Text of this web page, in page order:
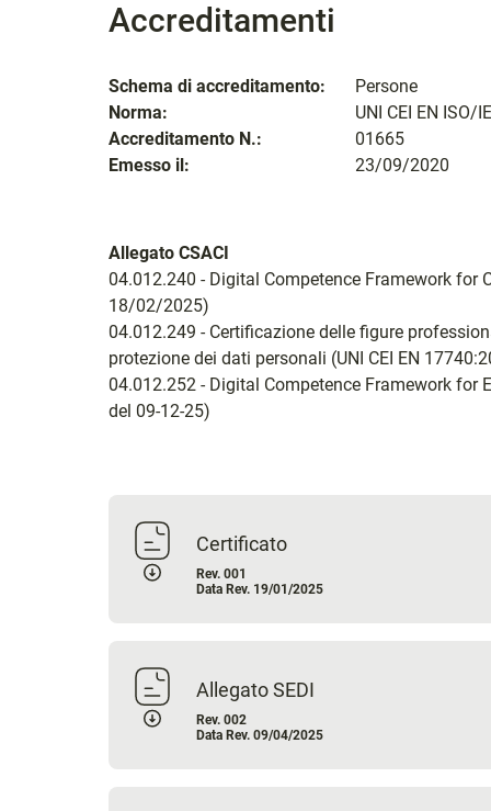
Accreditamenti
Schema di accreditamento:
Persone
Norma:
UNI CEI EN ISO/
Accreditamento N.:
01665
Emesso il:
23/09/2020
Allegato CSACI
04.012.240 - Digital Competence Framework for
18/02/2025)
04.012.249 - Certificazione delle figure
protezione dei dati personali (UNI CEI EN
04.012.252 - Digital Competence Framework for
del 09-12-25)
Certificato
Rev. 001
Data Rev. 19/01/2025
Allegato SEDI
Rev. 002
Data Rev. 09/04/2025